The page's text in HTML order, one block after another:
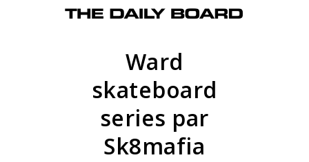
Ward
skateboard
series par
Sk8mafia